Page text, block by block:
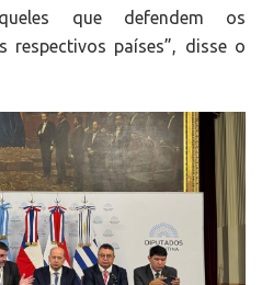
que defendem os
respectivos países”, disse o